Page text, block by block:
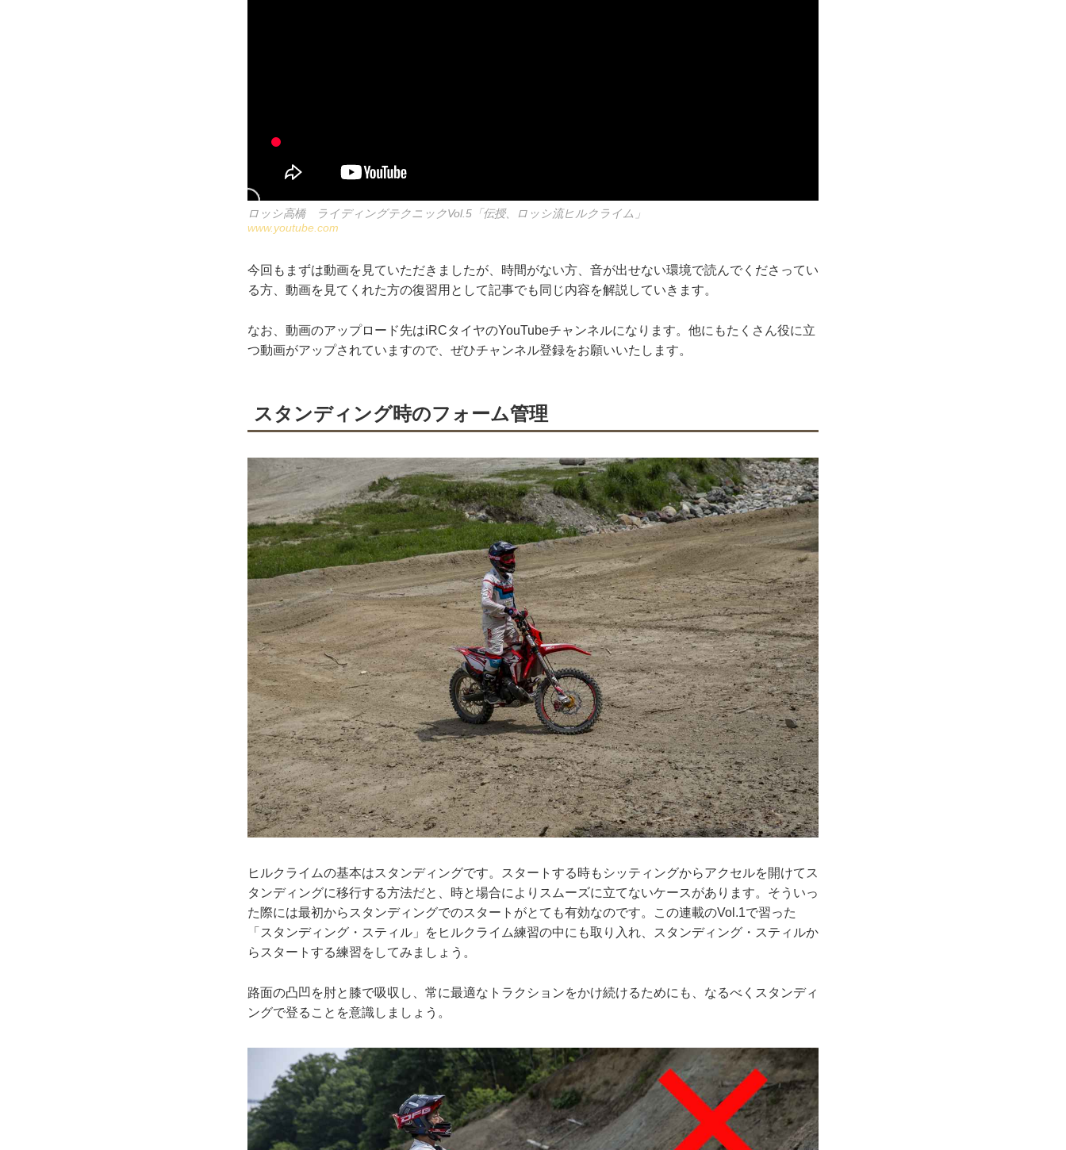
ロッシ高橋 ライディングテクニックVol.5「伝授、ロッシ流ヒルクライム」
www.youtube.com
今回もまずは動画を見ていただきましたが、時間がない方、音が出せない環境で読んでくださってい
る方、動画を見てくれた方の復習用として記事でも同じ内容を解説していきます。
なお、動画のアップロード先はiRCタイヤのYouTubeチャンネルになります。他にもたくさん役に立
つ動画がアップされていますので、ぜひチャンネル登録をお願いいたします。
スタンディング時のフォーム管理
ヒルクライムの基本はスタンディングです。スタートする時もシッティングからアクセルを開けてス
タンディングに移行する方法だと、時と場合によりスムーズに立てないケースがあります。そういっ
た際には最初からスタンディングでのスタートがとても有効なのです。この連載のVol.1で習った
「スタンディング・スティル」をヒルクライム練習の中にも取り入れ、スタンディング・スティルか
らスタートする練習をしてみましょう。
路面の凸凹を肘と膝で吸収し、常に最適なトラクションをかけ続けるためにも、なるべくスタンディ
ングで登ることを意識しましょう。